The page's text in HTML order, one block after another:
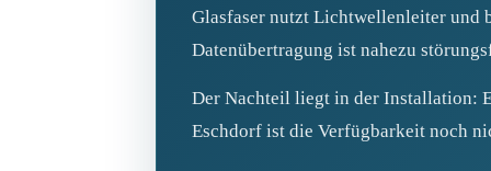
Glasfaser nutzt Lichtwellenleiter und
Datenübertragung ist nahezu
Der Nachteil liegt in der Installation:
Eschdorf ist die Verfügbarkeit noch